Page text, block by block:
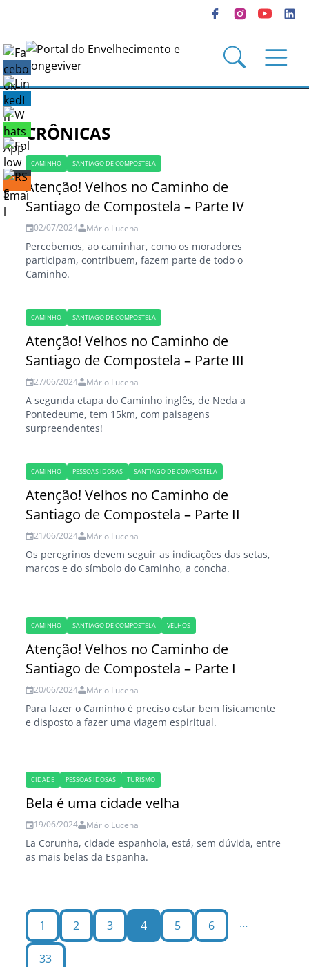
QUEM SOMOS
BLOGS
SEÇÕES
REVISTAS
CURSOS
LIVROS
CONGRESSO
CRÔNICAS
CAMINHO SANTIAGO DE COMPOSTELA
Atenção! Velhos no Caminho de
Santiago de Compostela – Parte IV
02/07/2024 Mário Lucena
Percebemos, ao caminhar, como os moradores
participam, contribuem, fazem parte de todo o
Caminho.
CAMINHO SANTIAGO DE COMPOSTELA
Atenção! Velhos no Caminho de
Santiago de Compostela – Parte III
27/06/2024 Mário Lucena
A segunda etapa do Caminho inglês, de Neda a
Pontedeume, tem 15km, com paisagens
surpreendentes!
CAMINHO PESSOAS IDOSAS SANTIAGO DE COMPOSTELA
Atenção! Velhos no Caminho de
Santiago de Compostela – Parte II
21/06/2024 Mário Lucena
Os peregrinos devem seguir as indicações das setas,
marcos e do símbolo do Caminho, a concha.
CAMINHO SANTIAGO DE COMPOSTELA VELHOS
Atenção! Velhos no Caminho de
Santiago de Compostela – Parte I
20/06/2024 Mário Lucena
Para fazer o Caminho é preciso estar bem fisicamente
e disposto a fazer uma viagem espiritual.
CIDADE PESSOAS IDOSAS TURISMO
Bela é uma cidade velha
19/06/2024 Mário Lucena
La Corunha, cidade espanhola, está, sem dúvida, entre
as mais belas da Espanha.
1 2 3 4 5 6 …
33